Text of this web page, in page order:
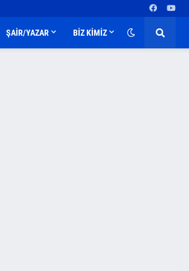
ŞAİR/YAZAR BİZ KİMİZ